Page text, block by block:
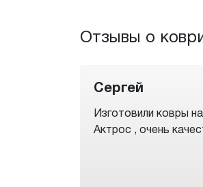
Отзывы о
Сергей
Изготовили ковры
Актрос , очень